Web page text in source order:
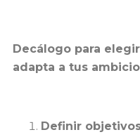
Decálogo para
adapta a tus
Definir